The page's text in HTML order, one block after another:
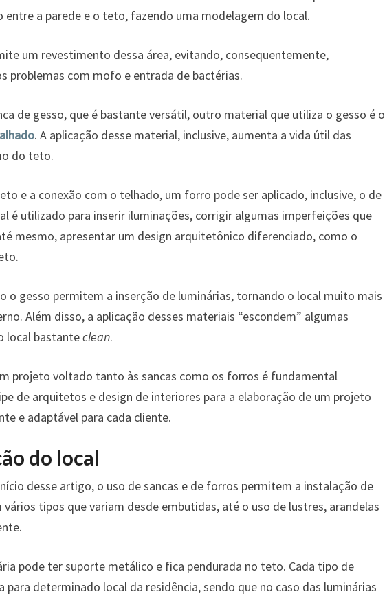
entre a parede e o teto, fazendo uma modelagem do local.
um revestimento dessa área, evitando, consequentemente,
problemas com mofo e entrada de bactérias.
de gesso, que é bastante versátil, outro material que utiliza o gesso é o
. A aplicação desse material, inclusive, aumenta a vida útil das
do teto.
e a conexão com o telhado, um forro pode ser aplicado, inclusive, o de
é utilizado para inserir iluminações, corrigir algumas imperfeições que
mesmo, apresentar um design arquitetônico diferenciado, como o
o gesso permitem a inserção de luminárias, tornando o local muito mais
Além disso, a aplicação desses materiais “escondem” algumas
local bastanteclean.
projeto voltado tanto às sancas como os forros é fundamental
de arquitetos e design de interiores para a elaboração de um projeto
e adaptável para cada cliente.
do local
desse artigo, o uso de sancas e de forros permitem a instalação de
vários tipos que variam desde embutidas, até o uso de lustres, arandelas
pode ter suporte metálico e fica pendurada no teto. Cada tipo de
para determinado local da residência, sendo que no caso das luminárias